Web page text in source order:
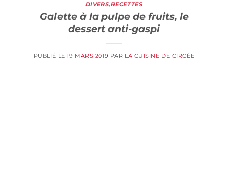
DIVERS,RECETTES
Galette à la pulpe de fruits, le
dessert anti-gaspi
PUBLIÉ LE19 MARS 2019 PAR LA CUISINE DE CIRCÉE